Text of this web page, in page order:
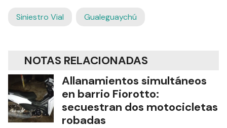
Siniestro Vial Gualeguaychú
NOTAS RELACIONADAS
Allanamientos simultáneos
en barrio Fiorotto:
secuestran dos motocicletas
robadas